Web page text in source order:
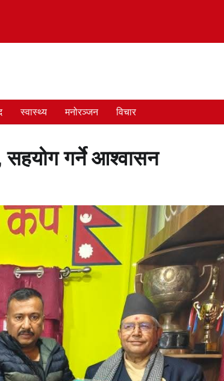
स्वास्थ्य मनोरञ्जन विचार
सहयोग गर्ने आश्वासन